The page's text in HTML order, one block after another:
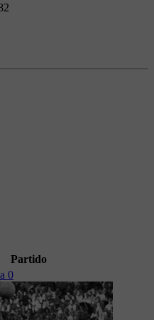
Partido
0